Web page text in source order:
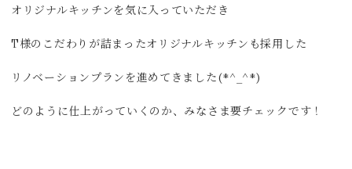
オリジナルキッチンを気に入っていただき
T様のこだわりが詰まったオリジナルキッチンも採用した
リノベーションプランを進めてきました(*^_^*)
どのように仕上がっていくのか、みなさま要チェックです！